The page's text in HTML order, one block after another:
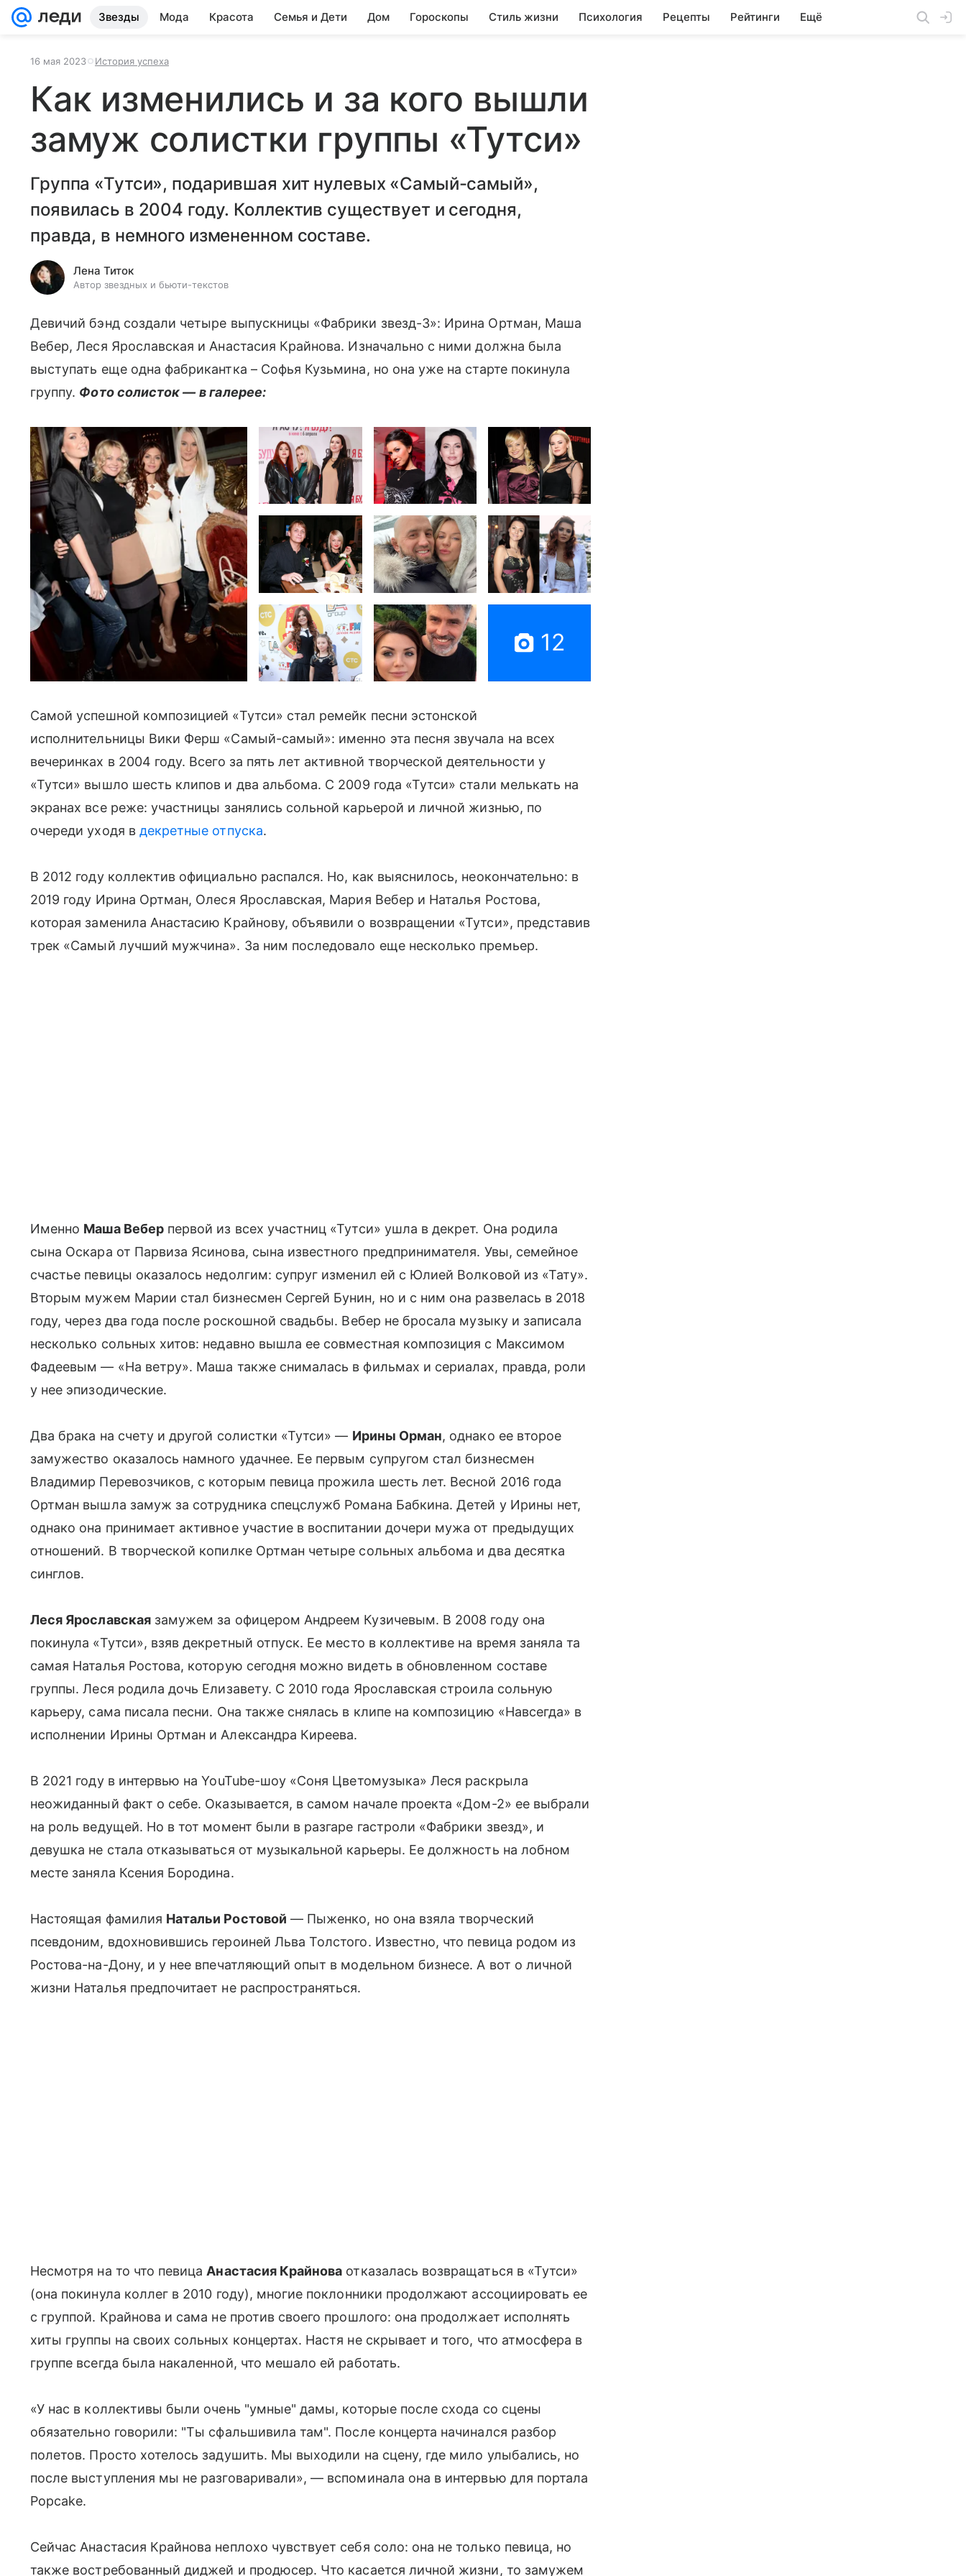
Звезды Мода Красота Семья и Дети Дом Гороскопы Стиль жизни Психология Рецепты Рейтинги Ещё
16 мая 2023 История успеха
Как изменились и за кого вышли
замуж солистки группы «Тутси»
Группа «Тутси», подарившая хит нулевых «Самый-самый»,
появилась в 2004 году. Коллектив существует и сегодня,
правда, в немного измененном составе.
Лена Титок
Автор звездных и бьюти-текстов
Девичий бэнд создали четыре выпускницы «Фабрики звезд-3»: Ирина Ортман, Маша
Вебер, Леся Ярославская и Анастасия Крайнова. Изначально с ними должна была
выступать еще одна фабрикантка – Софья Кузьмина, но она уже на старте покинула
группу. Фото солисток — в галерее:
12
Самой успешной композицией «Тутси» стал ремейк песни эстонской
исполнительницы Вики Ферш «Самый-самый»: именно эта песня звучала на всех
вечеринках в 2004 году. Всего за пять лет активной творческой деятельности у
«Тутси» вышло шесть клипов и два альбома. С 2009 года «Тутси» стали мелькать на
экранах все реже: участницы занялись сольной карьерой и личной жизнью, по
очереди уходя в декретные отпуска.
В 2012 году коллектив официально распался. Но, как выяснилось, неокончательно: в
2019 году Ирина Ортман, Олеся Ярославская, Мария Вебер и Наталья Ростова,
которая заменила Анастасию Крайнову, объявили о возвращении «Тутси», представив
трек «Самый лучший мужчина». За ним последовало еще несколько премьер.
Именно Маша Веберпервой из всех участниц «Тутси» ушла в декрет. Она родила
сына Оскара от Парвиза Ясинова, сына известного предпринимателя. Увы, семейное
счастье певицы оказалось недолгим: супруг изменил ей с Юлией Волковой из «Тату».
Вторым мужем Марии стал бизнесмен Сергей Бунин, но и с ним она развелась в 2018
году, через два года после роскошной свадьбы. Вебер не бросала музыку и записала
несколько сольных хитов: недавно вышла ее совместная композиция с Максимом
Фадеевым — «На ветру». Маша также снималась в фильмах и сериалах, правда, роли
у нее эпизодические.
Два брака на счету и другой солистки «Тутси» — Ирины Орман, однако ее второе
замужество оказалось намного удачнее. Ее первым супругом стал бизнесмен
Владимир Перевозчиков, с которым певица прожила шесть лет. Весной 2016 года
Ортман вышла замуж за сотрудника спецслужб Романа Бабкина. Детей у Ирины нет,
однако она принимает активное участие в воспитании дочери мужа от предыдущих
отношений. В творческой копилке Ортман четыре сольных альбома и два десятка
синглов.
Леся Ярославскаязамужем за офицером Андреем Кузичевым. В 2008 году она
покинула «Тутси», взяв декретный отпуск. Ее место в коллективе на время заняла та
самая Наталья Ростова, которую сегодня можно видеть в обновленном составе
группы. Леся родила дочь Елизавету. С 2010 года Ярославская строила сольную
карьеру, сама писала песни. Она также снялась в клипе на композицию «Навсегда» в
исполнении Ирины Ортман и Александра Киреева.
В 2021 году в интервью на YouTube-шоу «Соня Цветомузыка» Леся раскрыла
неожиданный факт о себе. Оказывается, в самом начале проекта «Дом-2» ее выбрали
на роль ведущей. Но в тот момент были в разгаре гастроли «Фабрики звезд», и
девушка не стала отказываться от музыкальной карьеры. Ее должность на лобном
месте заняла Ксения Бородина.
Настоящая фамилия Натальи Ростовой — Пыженко, но она взяла творческий
псевдоним, вдохновившись героиней Льва Толстого. Известно, что певица родом из
Ростова-на-Дону, и у нее впечатляющий опыт в модельном бизнесе. А вот о личной
жизни Наталья предпочитает не распространяться.
Несмотря на то что певица Анастасия Крайнова отказалась возвращаться в «Тутси»
(она покинула коллег в 2010 году), многие поклонники продолжают ассоциировать ее
с группой. Крайнова и сама не против своего прошлого: она продолжает исполнять
хиты группы на своих сольных концертах. Настя не скрывает и того, что атмосфера в
группе всегда была накаленной, что мешало ей работать.
«У нас в коллективы были очень "умные" дамы, которые после схода со сцены
обязательно говорили: "Ты сфальшивила там". После концерта начинался разбор
полетов. Просто хотелось задушить. Мы выходили на сцену, где мило улыбались, но
после выступления мы не разговаривали», — вспоминала она в интервью для портала
Popcake.
Сейчас Анастасия Крайнова неплохо чувствует себя соло: она не только певица, но
также востребованный диджей и продюсер. Что касается личной жизни, то замужем